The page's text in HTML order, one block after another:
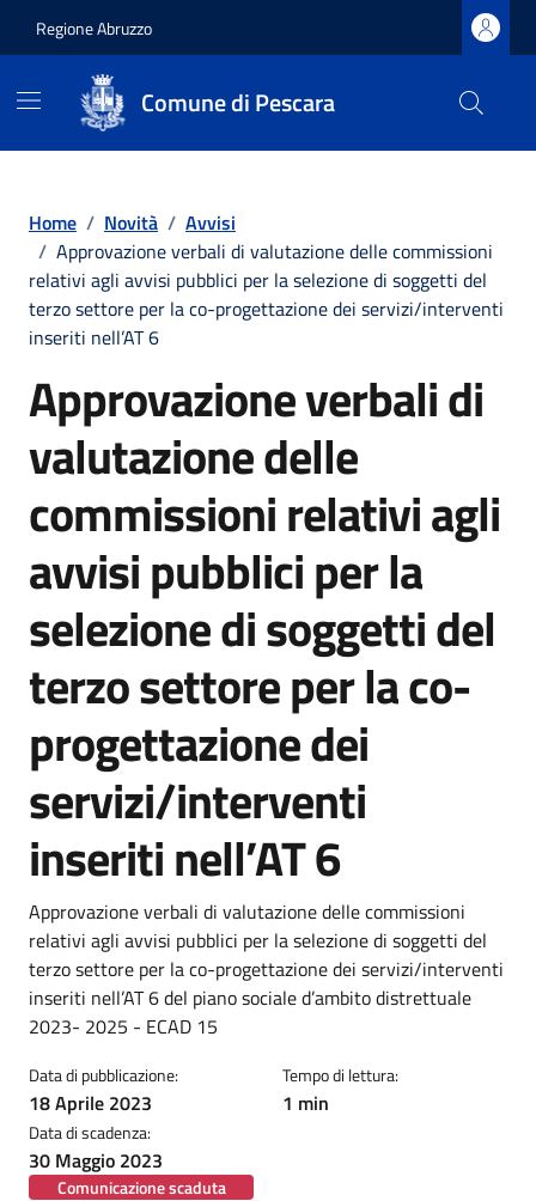
Regione Abruzzo
Comune di Pescara
Home / Novità / Avvisi
/ Approvazione verbali di valutazione delle commissioni
relativi agli avvisi pubblici per la selezione di soggetti del
terzo settore per la co-progettazione dei servizi/interventi
inseriti nell’AT 6
Approvazione verbali di
valutazione delle
commissioni relativi agli
avvisi pubblici per la
selezione di soggetti del
terzo settore per la co-
progettazione dei
servizi/interventi
inseriti nell’AT 6
Dettagli della notizia
Approvazione verbali di valutazione delle commissioni
relativi agli avvisi pubblici per la selezione di soggetti del
terzo settore per la co-progettazione dei servizi/interventi
inseriti nell’AT 6 del piano sociale d’ambito distrettuale
2023- 2025 - ECAD 15
Data di pubblicazione:
18 Aprile 2023
Data di scadenza:
30 Maggio 2023
Comunicazione scaduta
Tempo di lettura:
1 min